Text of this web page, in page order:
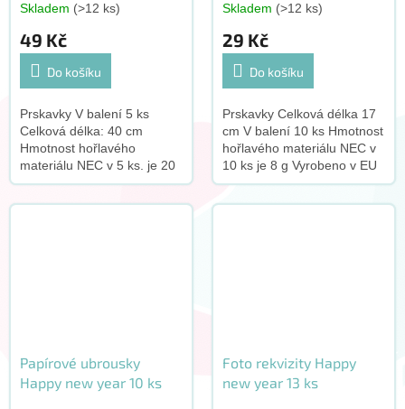
Skladem (>12 ks)
49 Kč
Do košíku
Prskavky V balení 5 ks
Celková délka: 40 cm
Hmotnost hořlavého
materiálu NEC v 5 ks. je 20
g Vyrobeno v EU
Skladem (>12 ks)
29 Kč
Do košíku
Prskavky Celková délka 17
cm V balení 10 ks Hmotnost
hořlavého materiálu NEC v
10 ks je 8 g Vyrobeno v EU
Papírové ubrousky
Happy new year 10 ks
Foto rekvizity Happy
new year 13 ks